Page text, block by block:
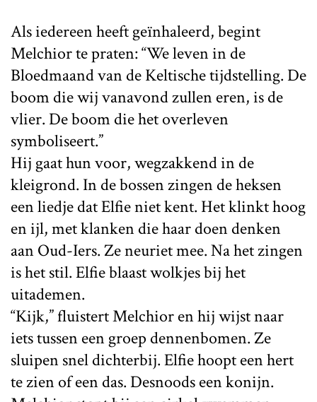
Als iedereen heeft geïnhaleerd, begint
Melchior te praten: “We leven in de
Bloedmaand van de Keltische tijdstelling. De
boom die wij vanavond zullen eren, is de
vlier. De boom die het overleven
symboliseert.”
Hij gaat hun voor, wegzakkend in de
kleigrond. In de bossen zingen de heksen
een liedje dat Elfie niet kent. Het klinkt hoog
en ijl, met klanken die haar doen denken
aan Oud-Iers. Ze neuriet mee. Na het zingen
is het stil. Elfie blaast wolkjes bij het
uitademen.
“Kijk,” fluistert Melchior en hij wijst naar
iets tussen een groep dennenbomen. Ze
sluipen snel dichterbij. Elfie hoopt een hert
te zien of een das. Desnoods een konijn.